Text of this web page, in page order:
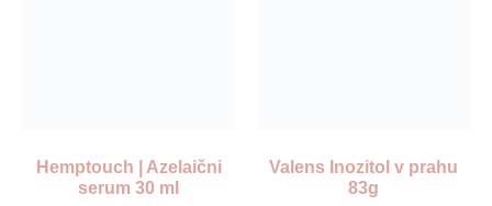
Hemptouch | Azelaični
serum 30 ml
Valens Inozitol v prahu
83g